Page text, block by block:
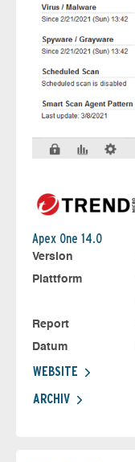
Apex One 14.0
Version
Plattform
Report
Datum
WEBSITE
ARCHIV